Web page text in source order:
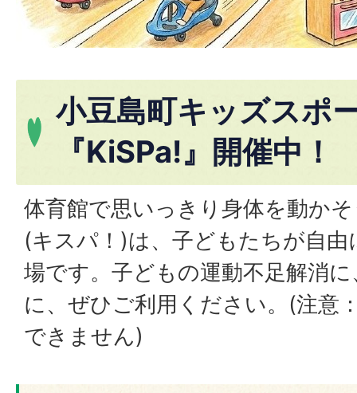
小豆島町キッズスポ
『KiSPa!』開催中！
体育館で思いっきり身体を動か
(キスパ！)は、子どもたちが自
場です。子どもの運動不足解消
に、ぜひご利用ください。(注意
できません)